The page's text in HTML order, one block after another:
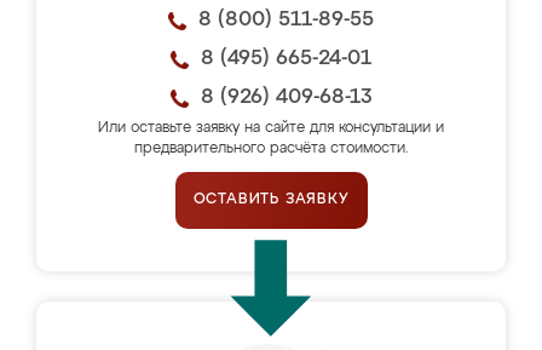
8 (800) 511-89-55
8 (495) 665-24-01
8 (926) 409-68-13
Или оставьте заявку на сайте для консультации и
предварительного расчёта стоимости.
ОСТАВИТЬ ЗАЯВКУ